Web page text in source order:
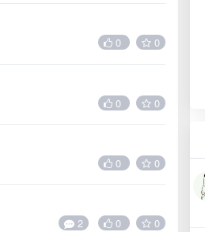
0 0
0 0
0 0
2 0 0